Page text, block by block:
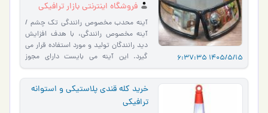
1405/5/15 6:37:35
فروشگاه اینترنتی بازار ترافیکی
آینه محدب مخصوص رانندگی تک چشم /
آینه مخصوص رانندگی، با هدف افزایش
دید رانندگان تولید و مورد استفاده قرار می
گیرد. این آینه می بایست دارای مجوز
سازمان راهنمایی و رانن�…
خرید کله قندی پلاستیکی و استوانه
ترافیکی